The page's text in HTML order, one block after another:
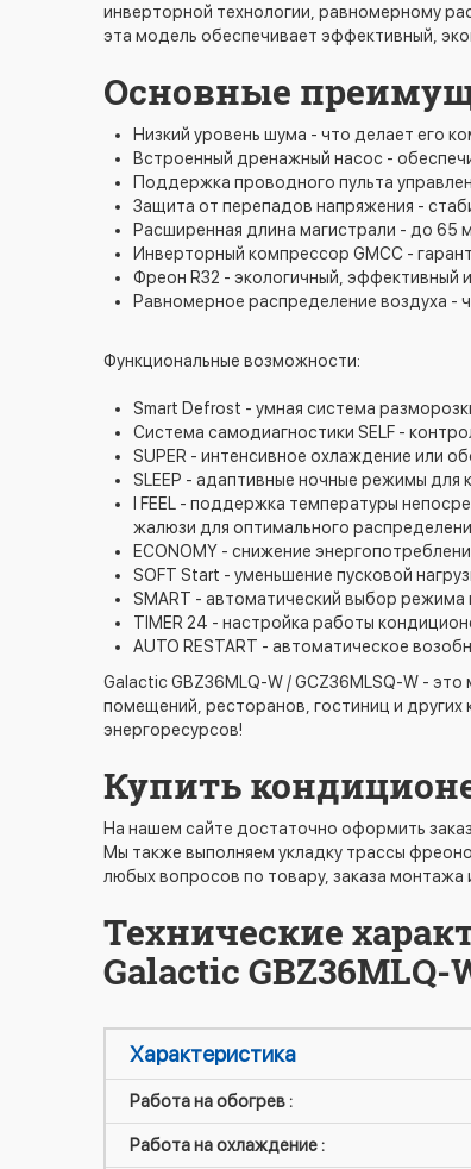
инверторной технологии, равномерному
эта модель обеспечивает эффективный,
Основные
Низкий уровень шума - что делает его
Встроенный дренажный насос -
Поддержка проводного пульта
Защита от перепадов напряжения -
Расширенная длина магистрали - до 65
Инверторный компрессор GMCC -
Фреон R32 - экологичный, эффективный
Равномерное распределение воздуха -
Функциональные возможности:
Smart Defrost - умная система
Система самодиагностики SELF -
SUPER - интенсивное охлаждение или
SLEEP - адаптивные ночные режимы для
I FEEL - поддержка температуры
жалюзи для оптимального
ECONOMY - снижение
SOFT Start - уменьшение пусковой
SMART - автоматический выбор
TIMER 24 - настройка работы
AUTO RESTART - автоматическое
Galactic GBZ36MLQ-W / GCZ36MLSQ-W -
помещений, ресторанов, гостиниц и
энергоресурсов!
Купить
На нашем сайте достаточно оформить
Мы также выполняем укладку трассы
любых вопросов по товару, заказа монтажа
Технические
Galactic GBZ36MLQ-
Характеристика
Работа на обогрев :
Работа на охлаждение :